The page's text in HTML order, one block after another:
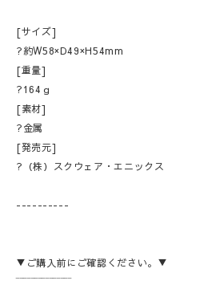
[サイズ]
?約W58×D49×H54mm
[重量]
?164ｇ
[素材]
?金属
[発売元]
?（株）スクウェア・エニックス
----------
▼ご購入前にご確認ください。▼
‾‾‾‾‾‾‾‾‾‾‾‾‾‾‾